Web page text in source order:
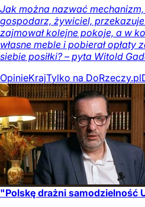
Jak można nazwać
gospodarz, żywiciel,
zajmował kolejne pokoje, a w
własne meble i pobierał
siebie posiłki? – pyta Witold
OpinieKrajTylko na DoRzeczy.pl
"Polskę drażni samodzielność